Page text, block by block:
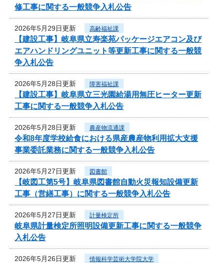
修工事に関する一般競争入札公告
2026年5月29日更新 高齢福祉課
【建設工事】岐阜県立寿楽苑パッケージエアコン及び
エアハンドリングユニット等更新工事に関する一般競
争入札公告
2026年5月28日更新 障害福祉課
【建設工事】岐阜県立三光園給湯用無圧ヒーター更新
工事に関する一般競争入札公告
2026年5月28日更新 農産物流通課
令和8年度学校給食における県産農産物利用拡大支援
事業委託業務に関する一般競争入札公告
2026年5月27日更新 図書館
【岐図工第5号】岐阜県図書館自動火災報知設備更新
工事（営繕工事）に関する一般競争入札公告
2026年5月27日更新 計量検定所
岐阜県計量検定所照明設備更新工事に関する一般競争
入札公告
2026年5月26日更新 情報科学芸術大学院大学